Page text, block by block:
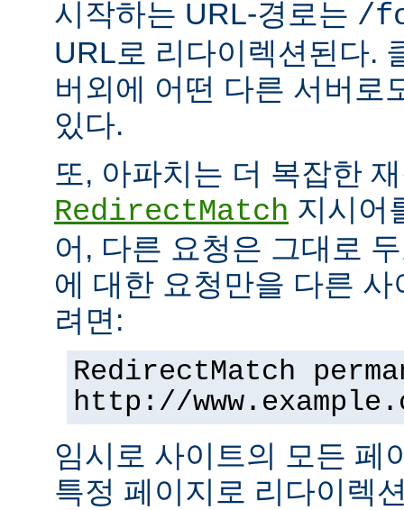
시작하는 URL-경로는 /
URL로 리다이렉션된다.
버외에 어떤 다른 서버로
있다.
또, 아파치는 더 복잡한
RedirectMatch 지시어
어, 다른 요청은 그대로
에 대한 요청만을 다른
려면:
RedirectMatch
http://
임시로 사이트의 모든 페
특정 페이지로 리다이렉